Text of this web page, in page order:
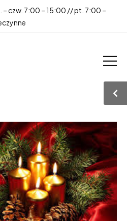
czw. 7:00 – 15:00 // pt. 7:00 –